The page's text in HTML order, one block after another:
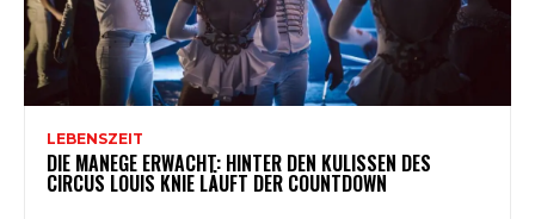
LEBENSZEIT
DIE MANEGE ERWACHT: HINTER DEN KULISSEN DES
CIRCUS LOUIS KNIE LÄUFT DER COUNTDOWN